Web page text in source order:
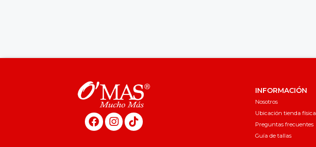
INFORMACIÓN
Nosotros
Ubicación tienda física
Preguntas frecuentes
Guía de tallas